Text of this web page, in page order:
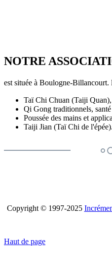
NOTRE
est située à Boulogne-Billancourt.
Taï Chi Chuan (Taiji
Qi Gong traditionnels,
Poussée des mains et
Taiji Jian (Taï Chi de l'épée).
Copyright © 1997-2025
Haut de page